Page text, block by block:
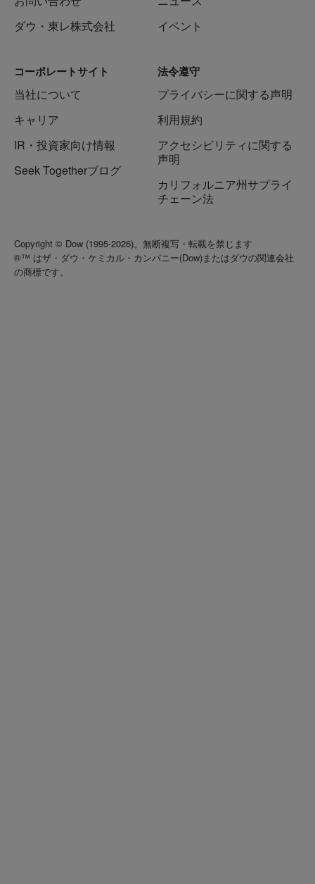
ダウ・東レ株式会社
イベント
コーポレートサイト
当社について
キャリア
IR・投資家向け情報
Seek Togetherブログ
法令遵守
プライバシーに関する声明
利用規約
アクセシビリティに関する
声明
カリフォルニア州サプライ
チェーン法
Copyright © Dow (1995-2026)。無断複写・転載を禁じます
®™ はザ・ダウ・ケミカル・カンパニー(Dow)またはダウの関連会社
の商標です。